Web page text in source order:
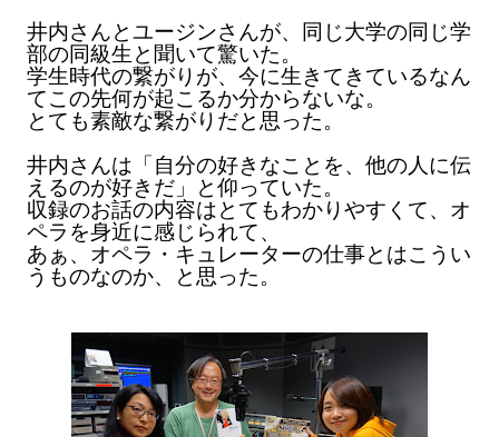
井内さんとユージンさんが、同じ大学の同じ学
部の同級生と聞いて驚いた。
学生時代の繋がりが、今に生きてきているなん
てこの先何が起こるか分からないな。
とても素敵な繋がりだと思った。
井内さんは「自分の好きなことを、他の人に伝
えるのが好きだ」と仰っていた。
収録のお話の内容はとてもわかりやすくて、オ
ペラを身近に感じられて、
あぁ、オペラ・キュレーターの仕事とはこうい
うものなのか、と思った。